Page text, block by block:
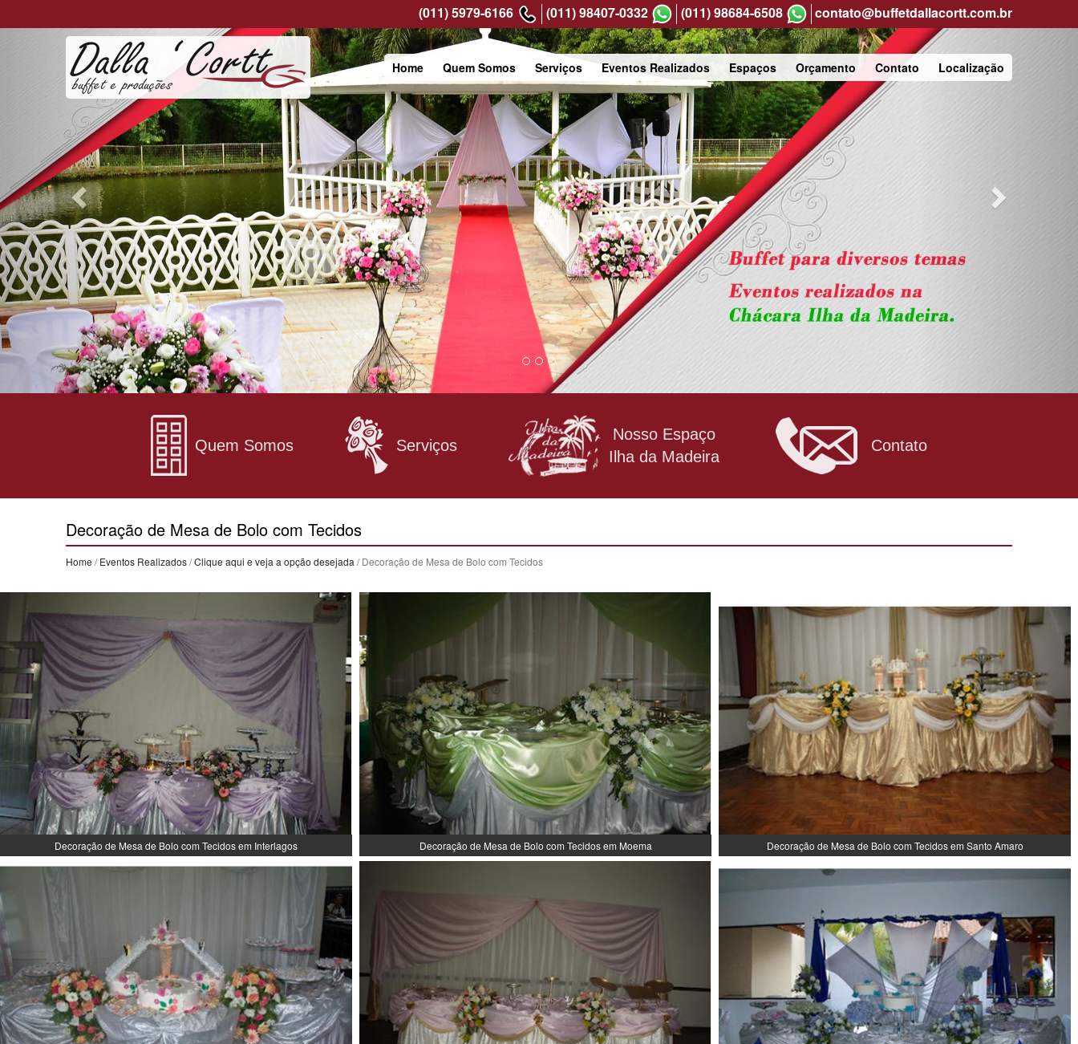
(011) 5979-6166 (011) 98407-0332 (011) 98684-6508 contato@buffetdallacortt.com.br
Home Quem Somos Serviços Eventos Realizados Espaços Orçamento Contato Localização
Next
Quem Somos Serviços
Nosso Espaço
Ilha da Madeira
Contato
Decoração de Mesa de Bolo com Tecidos
Home /Eventos Realizados/Clique aqui e veja a opção desejada / Decoração de Mesa de Bolo com Tecidos
Decoração de Mesa de Bolo com Tecidos em Interlagos Decoração de Mesa de Bolo com Tecidos em Moema Decoração de Mesa de Bolo com Tecidos em Santo Amaro